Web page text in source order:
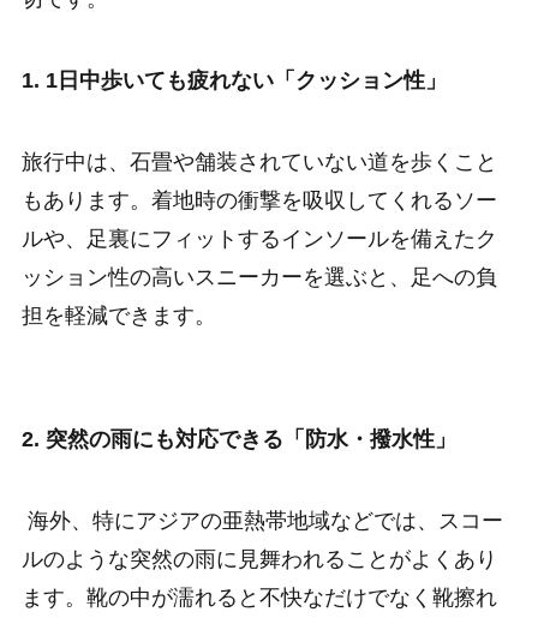
1. 1日中歩いても疲れない「クッション性」
旅行中は、石畳や舗装されていない道を歩くこと
もあります。着地時の衝撃を吸収してくれるソー
ルや、足裏にフィットするインソールを備えたク
ッション性の高いスニーカーを選ぶと、足への負
担を軽減できます。
2. 突然の雨にも対応できる「防水・撥水性」
海外、特にアジアの亜熱帯地域などでは、スコー
ルのような突然の雨に見舞われることがよくあり
ます。靴の中が濡れると不快なだけでなく靴擦れ